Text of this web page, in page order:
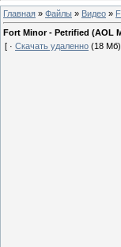
Главная » Файлы » Видео »
Fort Minor - Petrified (AOL
[ · Скачать удаленно (18